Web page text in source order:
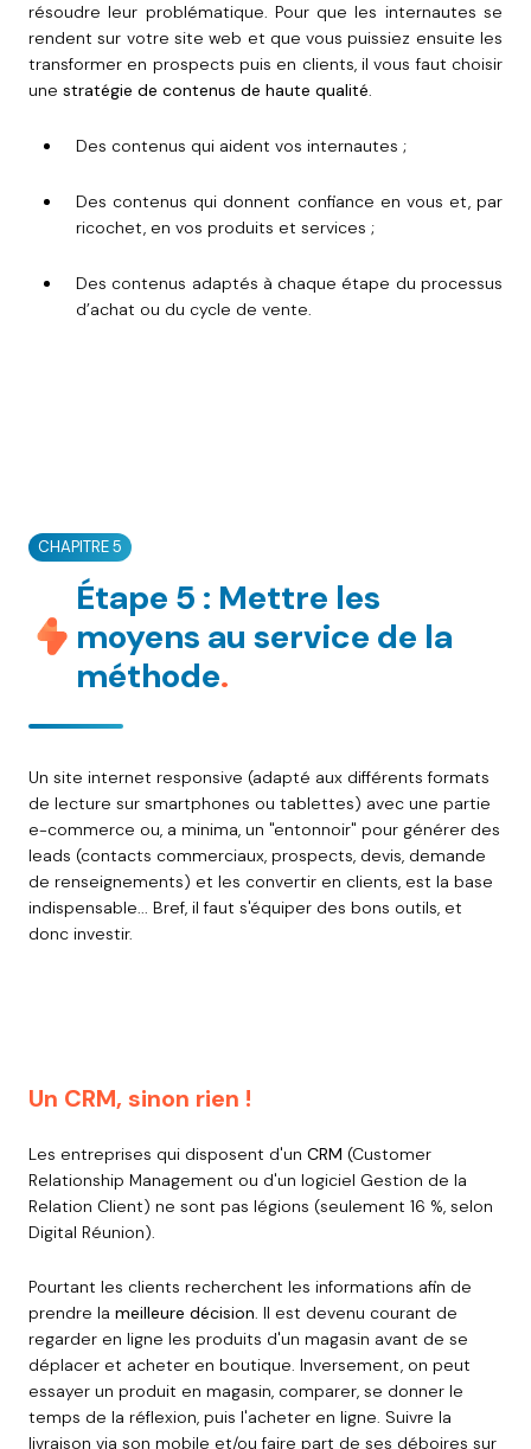
résoudre leur problématique. Pour que les internautes se
rendent sur votre site web et que vous puissiez ensuite les
transformer en prospects puis en clients, il vous faut choisir
une stratégie de contenus de haute qualité.
Des contenus qui aident vos internautes ;
Des contenus qui donnent confiance en vous et, par
ricochet, en vos produits et services ;
Des contenus adaptés à chaque étape du processus
d’achat ou du cycle de vente.
CHAPITRE 5
Étape 5 : Mettre les
moyens au service de la
méthode.
Un site internet responsive (adapté aux différents formats
de lecture sur smartphones ou tablettes) avec une partie
e-commerce ou, a minima, un "entonnoir" pour générer des
leads (contacts commerciaux, prospects, devis, demande
de renseignements) et les convertir en clients, est la base
indispensable... Bref, il faut s'équiper des bons outils, et
donc investir.
Un CRM, sinon rien !
Les entreprises qui disposent d'un CRM (Customer
Relationship Management ou d'un logiciel Gestion de la
Relation Client) ne sont pas légions (seulement 16 %, selon
Digital Réunion).
Pourtant les clients recherchent les informations afin de
prendre la meilleure décision. Il est devenu courant de
regarder en ligne les produits d'un magasin avant de se
déplacer et acheter en boutique. Inversement, on peut
essayer un produit en magasin, comparer, se donner le
temps de la réflexion, puis l'acheter en ligne. Suivre la
livraison via son mobile et/ou faire part de ses déboires sur